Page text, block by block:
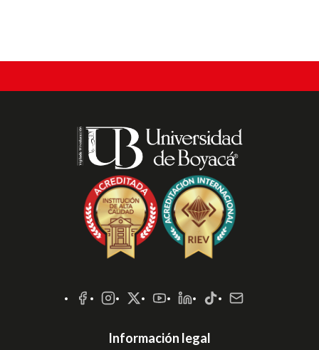
Sociales
Información legal